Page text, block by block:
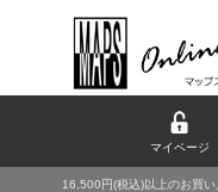
マイページ
16,500円(税込)以上のお買